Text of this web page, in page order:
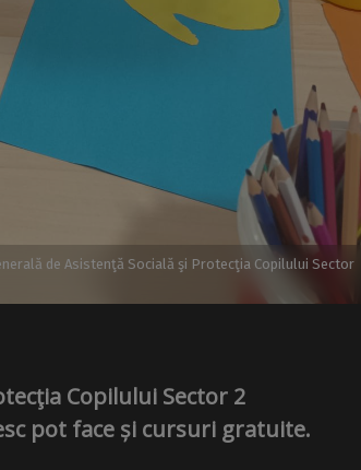
de Asistenţă Socială şi Protecţia Copilului Sector
Copilului Sector 2
pot face și cursuri gratuite.